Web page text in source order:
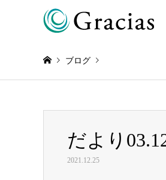
ブログ
だより03.12だより
2021.12.25